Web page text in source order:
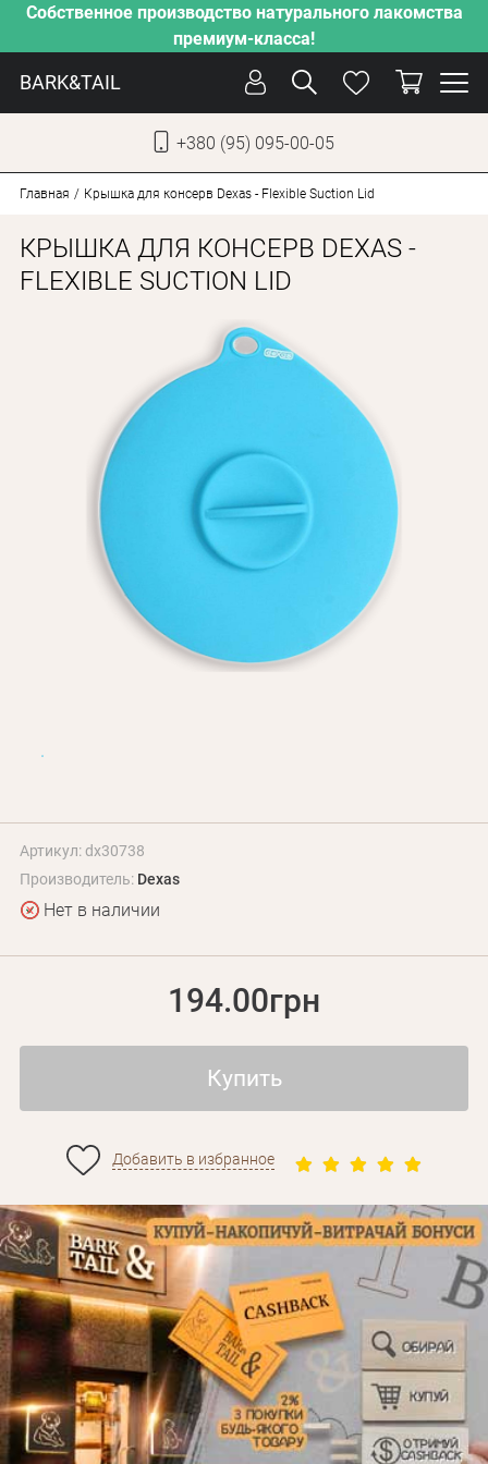
Собственное производство натурального лакомства
премиум-класса!
BARK&TAIL
+380 (95) 095-00-05
СОБАКИ
КОТЫ
ОТ ЖАРЫ
НАШЕ ПРОИЗВОДСТВО
О КОМПАНИИ
БЛОГ
Оплата и доставка
Оптовым клиентам
Главная Крышка для консерв Dexas - Flexible Suction Lid
КРЫШКА ДЛЯ КОНСЕРВ DEXAS -
FLEXIBLE SUCTION LID
Артикул: dx30738
Производитель: Dexas
Нет в наличии
194.00грн
Купить
Добавить в избранное
Забыли пароль?
Личные данные